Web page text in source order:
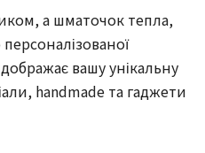
а шматочок тепла,
вашу унікальну
handmade та гаджети